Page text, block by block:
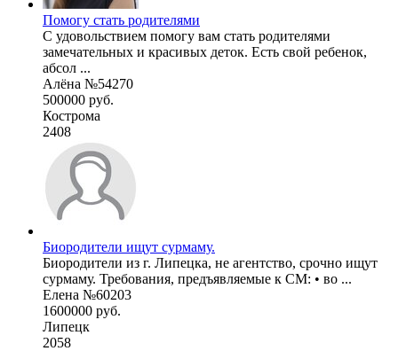
Помогу стать родителями
С удовольствием помогу вам стать родителями
замечательных и красивых деток. Есть свой ребенок,
абсол ...
Алёна №54270
500000 руб.
Кострома
2408
Биородители ищут сурмаму.
Биородители из г. Липецка, не агентство, срочно ищут
сурмаму. Требования, предъявляемые к СМ: • во ...
Елена №60203
1600000 руб.
Липецк
2058